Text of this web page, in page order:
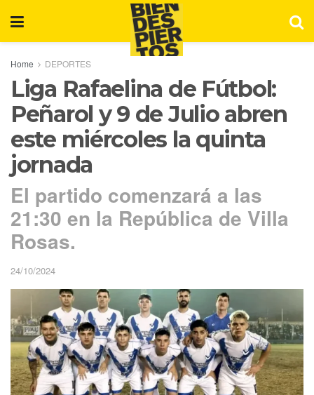
Home DEPORTES
Liga Rafaelina de Fútbol:
Peñarol y 9 de Julio abren
este miércoles la quinta
jornada
El partido comenzará a las
21:30 en la República de Villa
Rosas.
24/10/2024